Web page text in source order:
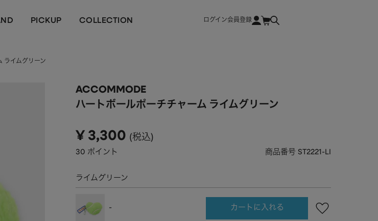
PICKUP COLLECTION ログイン会員登録
ライムグリーン
ACCOMMODE
ハートボールポーチチャーム ライムグリーン
¥ 3,300 税込
30 ポイント 商品番号 ST2221-LI
ライムグリーン
- カートに入れる